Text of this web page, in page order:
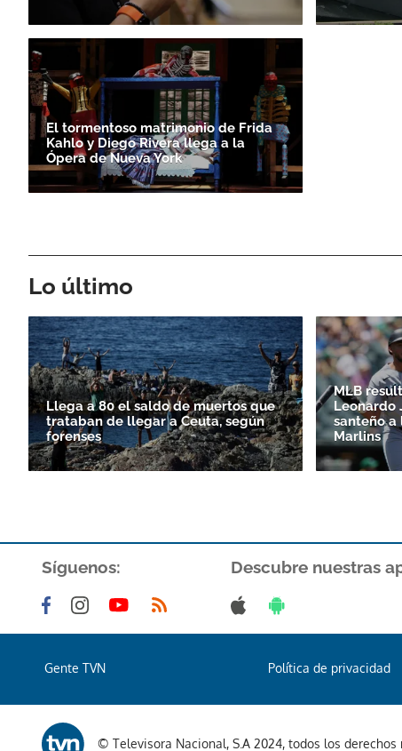
El tormentoso matrimonio de Frida
Kahlo y Diego Rivera llega a la
Ópera de Nueva York
Lo último
Llega a 80 el saldo de muertos que
trataban de llegar a Ceuta, según
forenses
MLB
Leonardo
santeño a
Marlins
Síguenos: Descubre nuestras
Gente TVN Política de privacidad
© Televisora Nacional, S.A 2024, todos los derechos